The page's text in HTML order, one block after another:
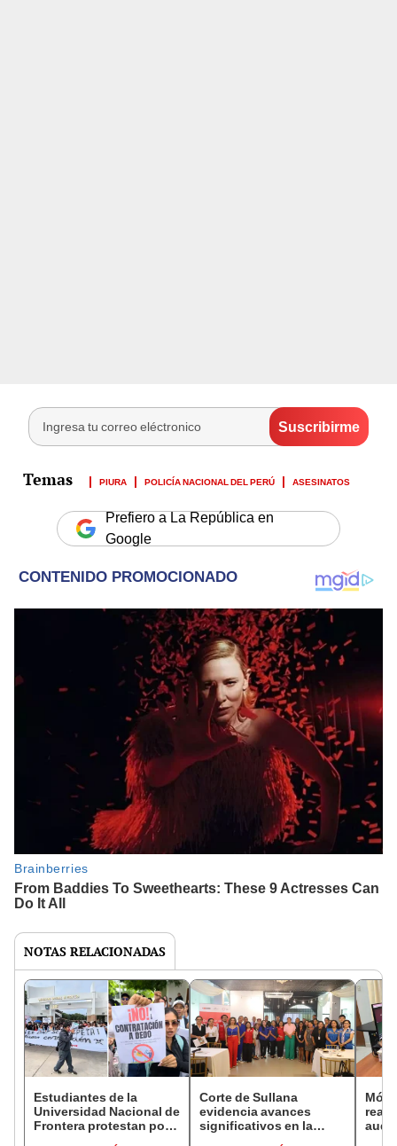
PIURA POLICÍA NACIONAL DEL PERÚ ASESINATOS
Prefiero a La República en
Google
NOTAS RELACIONADAS
Estudiantes de la
Universidad Nacional de
Frontera protestan por
Corte de Sullana
evidencia avances
significativos en la